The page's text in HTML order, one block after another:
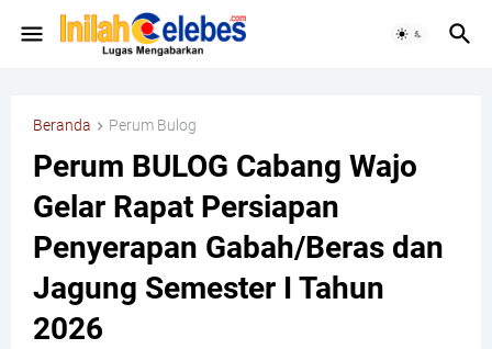
Beranda Perum Bulog
Perum BULOG Cabang Wajo
Gelar Rapat Persiapan
Penyerapan Gabah/Beras dan
Jagung Semester I Tahun
2026